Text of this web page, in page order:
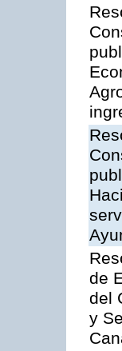
de
del
y